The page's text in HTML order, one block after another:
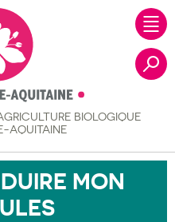
BIOLOGIQUE
AQUITAINE
MON